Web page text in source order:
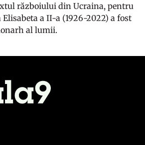
războiului din Ucraina, pentru
Elisabeta a II-a (1926-2022) a fost
al lumii.